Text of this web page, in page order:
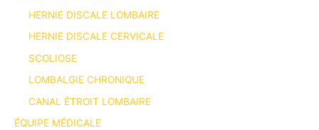
HERNIE DISCALE LOMBAIRE
HERNIE DISCALE CERVICALE
SCOLIOSE
LOMBALGIE CHRONIQUE
CANAL ÉTROIT LOMBAIRE
ÉQUIPE MÉDICALE